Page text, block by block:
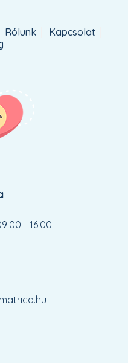
Rólunk
Kapcsolat
- 16:00